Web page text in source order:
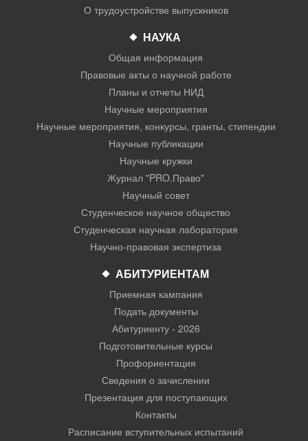
О трудоустройстве выпускников
НАУКА
Общая информация
Правовые акты о научной работе
Планы и отчеты НИД
Научные мероприятия
Научные мероприятия, конкурсы, гранты, стипендии
Научные публикации
Научные кружки
Журнал "PRO.Право"
Научный совет
Студенческое научное общество
Студенческая научная лаборатория
Научно-правовая экспертиза
АБИТУРИЕНТАМ
Приемная кампания
Подать документы
Абитуриенту - 2026
Подготовительные курсы
Профориентация
Сведения о зачислении
Презентация для поступающих
Контакты
Расписание вступительных испытаний